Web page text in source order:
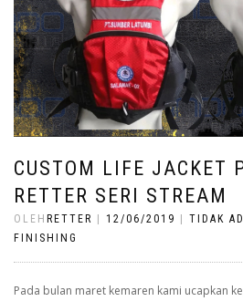
CUSTOM LIFE JACKET
RETTER SERI STREAM
OLEH RETTER 12/06/2019 TIDAK
FINISHING
Pada bulan maret kemaren kami ucapkan